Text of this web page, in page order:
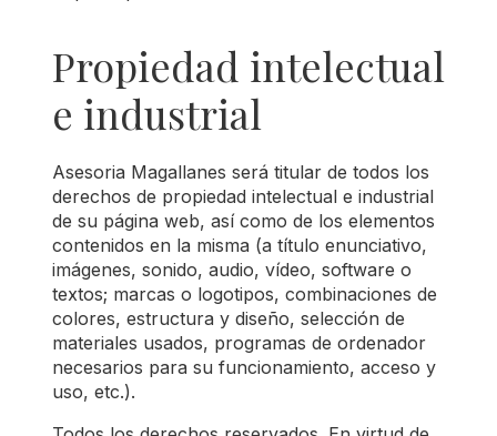
Propiedad intelectual
e industrial
Asesoria Magallanes será titular de todos los
derechos de propiedad intelectual e industrial
de su página web, así como de los elementos
contenidos en la misma (a título enunciativo,
imágenes, sonido, audio, vídeo, software o
textos; marcas o logotipos, combinaciones de
colores, estructura y diseño, selección de
materiales usados, programas de ordenador
necesarios para su funcionamiento, acceso y
uso, etc.).